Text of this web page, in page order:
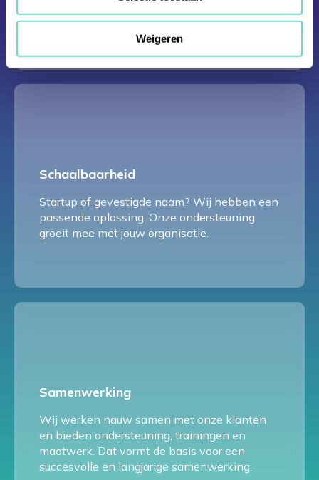
Weigeren
optimaliseren we jouw KYC processen.
Schaalbaarheid
Startup of gevestigde naam? Wij hebben een
passende oplossing. Onze ondersteuning
groeit mee met jouw organisatie.
Samenwerking
Wij werken nauw samen met onze klanten
en bieden ondersteuning, trainingen en
maatwerk. Dat vormt de basis voor een
succesvolle en langjarige samenwerking.